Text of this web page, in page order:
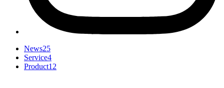
News25
Service4
Product12